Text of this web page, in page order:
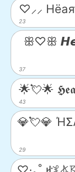
23
♡⸝⸝
37
ꕥ♡ꕥ
43
🌟💘🌟
29
💎💘💎